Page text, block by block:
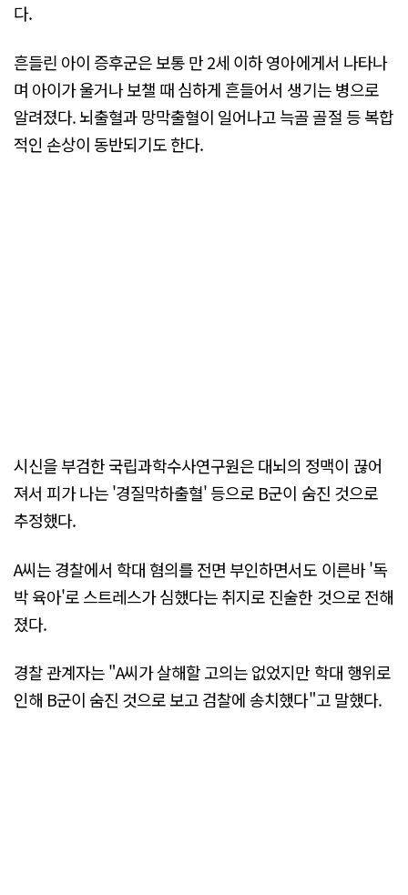
다.
흔들린 아이 증후군은 보통 만 2세 이하 영아에게서 나타나
며 아이가 울거나 보챌 때 심하게 흔들어서 생기는 병으로
알려졌다. 뇌출혈과 망막출혈이 일어나고 늑골 골절 등 복합
적인 손상이 동반되기도 한다.
시신을 부검한 국립과학수사연구원은 대뇌의 정맥이 끊어
져서 피가 나는 '경질막하출혈' 등으로 B군이 숨진 것으로
추정했다.
A씨는 경찰에서 학대 혐의를 전면 부인하면서도 이른바 '독
박 육아'로 스트레스가 심했다는 취지로 진술한 것으로 전해
졌다.
경찰 관계자는 "A씨가 살해할 고의는 없었지만 학대 행위로
인해 B군이 숨진 것으로 보고 검찰에 송치했다"고 말했다.